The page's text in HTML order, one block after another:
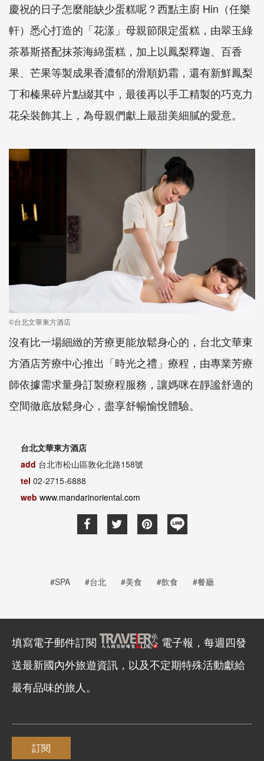
慶祝的日子怎麼能缺少蛋糕呢？西點主廚 Hin（任樂
軒）悉心打造的「花漾」母親節限定蛋糕，由翠玉綠
茶慕斯搭配抹茶海綿蛋糕，加上以鳳梨釋迦、百香
果、芒果等製成果香濃郁的滑順奶霜，還有新鮮鳳梨
丁和榛果碎片點綴其中，最後再以手工精製的巧克力
花朵裝飾其上，為母親們獻上最甜美細膩的愛意。
©台北文華東方酒店
沒有比一場細緻的芳療更能放鬆身心的，台北文華東
方酒店芳療中心推出「時光之禮」療程，由專業芳療
師依據需求量身訂製療程服務，讓媽咪在靜謐舒適的
空間徹底放鬆身心，盡享舒暢愉悅體驗。
台北文華東方酒店
add 台北市松山區敦化北路158號
tel 02-2715-6888
web www.mandarinoriental.com
#SPA #台北 #美食 #飲食 #餐廳
填寫電子郵件訂閱
電子報，每週四發
送最新國內外旅遊資訊，以及不定期特殊活動獻給
最有品味的旅人。
訂閱